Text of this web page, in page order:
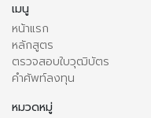
เมนู
หน้าแรก
หลักสูตร
ตรวจสอบใบวุฒิบัตร
คำศัพท์ลงทุน
หมวดหมู่